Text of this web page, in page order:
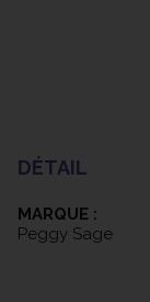
DÉTAIL
MARQUE :
Peggy Sage